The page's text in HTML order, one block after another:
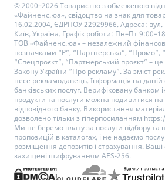
© 2000–2026 Товариство з обмеженою
«Файненс.юа», свідоцтво на знак для
16.02.2004, ЄДРПОУ 22929966. Адреса:
Київ, Україна. Графік роботи: Пн–Пт
ТОВ «Файненс.юа» – незалежний
позначками “Р”, “Партнерська”, “Промо”,
“Спецпроєкт”, “Партнерський проєкт” –
Закону України “Про рекламу”. За зміст
несе рекламодавець. Інформація на даній
банківських послуг. Верифіковану банком
продукти та послуги можна подивитися на
відповідного банку. Використання
дозволено тільки з гіперпосиланням
Ми не беремо плату за послуги підбору та
пропозицій в каталогах, і не надаємо
розміщення депозитів і страхування. Ваші
захищені шифруванням AES-256.